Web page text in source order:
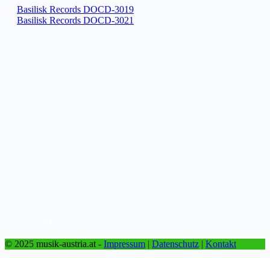
Basilisk Records DOCD-3019
Basilisk Records DOCD-3021
© 2025 musik-austria.at - Impressum | Datenschutz | Kontakt